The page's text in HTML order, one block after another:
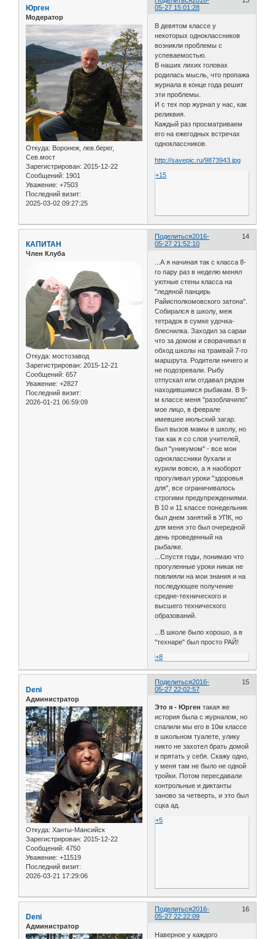
05-27 15:01:28
Юрген
Модератор
Откуда: Воронеж, лев.берег,
Сев.мост
Зарегистрирован: 2015-12-22
Сообщений: 1901
Уважение: +7503
Последний визит:
2025-03-02 09:27:25
В девятом классе у
некоторых одноклассников
возникли проблемы с
успеваемостью.
В наших лихих головах
родилась мысль, что пропажа
журнала в конце года решит
эти проблемы.
И с тех пор журнал у нас, как
реликвия.
Каждый раз просматриваем
его на ежегодных встречах
одноклассников.
http://savepic.ru/9873943.jpg
+15
Поделиться 14
2016-
05-27 21:52:10
КАПИТАН
Член Клуба
Откуда: мостозавод
Зарегистрирован: 2015-12-21
Сообщений: 657
Уважение: +2827
Последний визит:
2026-01-21 06:59:09
...А я начиная так с класса 8-
го пару раз в неделю менял
уютные стены класса на
"ледяной панцирь
Райисполкомовского затона".
Собирался в школу, меж
тетрадок в сумке удочка-
блеснилка. Заходил за сараи
что за домом и сворачивал в
обход школы на трамвай 7-го
маршрута. Родители ничего и
не подозревали. Рыбу
отпускал или отдавал рядом
находившимся рыбакам. В 9-
м классе меня "разоблачило"
мое лицо, в феврале
имевшее июльский загар.
Был вызов мамы в школу, но
так как я со слов учителей,
был "уникумом" - все мои
одноклассники бухали и
курили вовсю, а я наоборот
прогуливал уроки "здоровья
для", все ограничивалось
строгими предупреждениями.
В 10 и 11 классе понедельник
был днем занятий в УПК, но
для меня это был очередной
день проведенный на
рыбалке.
...Спустя годы, понимаю что
прогуленные уроки никак не
повлияли на мои знания и на
последующее получение
средне-технического и
высшего технического
образований.
...В школе было хорошо, а в
"технаре" был просто РАЙ!
+8
Поделиться 15
2016-
05-27 22:02:57
Deni
Администратор
Откуда: Ханты-Мансийск
Зарегистрирован: 2015-12-22
Сообщений: 4750
Уважение: +11519
Последний визит:
2026-03-21 17:29:06
Это я - Юрген такая же
история была с журналом, но
спалили мы его в 10м классе
в школьном туалете, улику
никто не захотел брать домой
и прятать у себя. Скажу одно,
у меня там не было не одной
тройки. Потом пересдавали
контрольные и диктанты
заново за четверть, и это был
сцка ад.
+5
Поделиться 16
2016-
05-27 22:22:09
Deni
Администратор
Наверное у каждого